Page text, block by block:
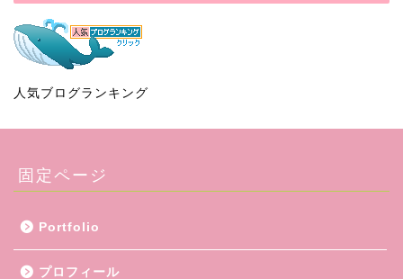
人気ブログランキング
固定ページ
Portfolio
プロフィール